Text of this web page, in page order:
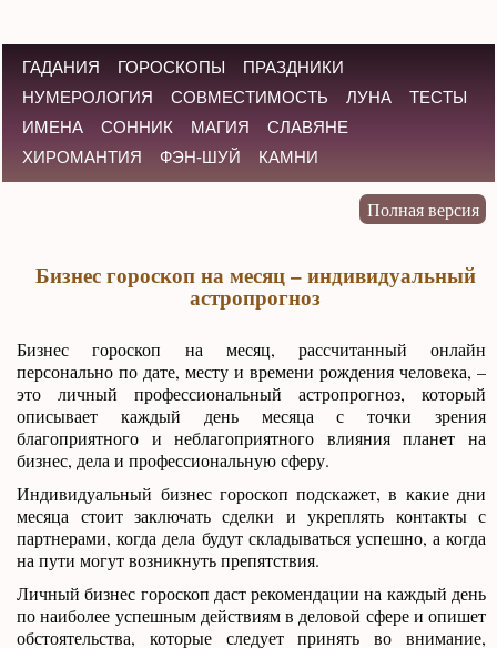
ГАДАНИЯ ГОРОСКОПЫ
ПРАЗДНИКИ
НУМЕРОЛОГИЯ
СОВМЕСТИМОСТЬ ЛУНА
ТЕСТЫ
ИМЕНА
СОННИК МАГИЯ
СЛАВЯНЕ
ХИРОМАНТИЯ
ФЭН-ШУЙ КАМНИ
Бизнес гороскоп на месяц – индивидуальный
астропрогноз
Бизнес гороскоп на месяц, рассчитанный онлайн
персонально по дате, месту и времени рождения человека, –
это личный профессиональный астропрогноз, который
описывает каждый день месяца с точки зрения
благоприятного и неблагоприятного влияния планет на
бизнес, дела и профессиональную сферу.
Индивидуальный бизнес гороскоп подскажет, в какие дни
месяца стоит заключать сделки и укреплять контакты с
партнерами, когда дела будут складываться успешно, а когда
на пути могут возникнуть препятствия.
Личный бизнес гороскоп даст рекомендации на каждый день
по наиболее успешным действиям в деловой сфере и опишет
обстоятельства, которые следует принять во внимание,